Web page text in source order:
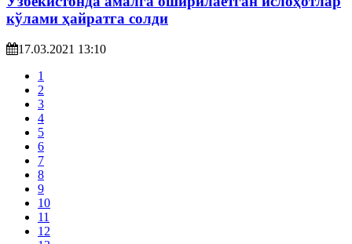
кўлами ҳайратга солди
17.03.2021 13:10
1
2
3
4
5
6
7
8
9
10
11
12